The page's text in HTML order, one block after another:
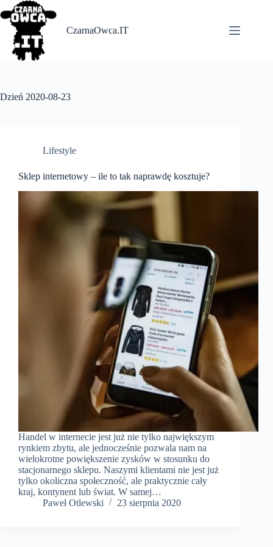
Skip
to
content
CzarnaOwca.IT
Dzień 2020-08-23
Lifestyle
Sklep internetowy – ile to tak naprawdę kosztuje?
Handel w internecie jest już nie tylko największym
rynkiem zbytu, ale jednocześnie pozwala nam na
wielokrotne powiększenie zysków w stosunku do
stacjonarnego sklepu. Naszymi klientami nie jest już
tylko okoliczna społeczność, ale praktycznie cały
kraj, kontynent lub świat. W samej…
Paweł Otlewski
23 sierpnia 2020